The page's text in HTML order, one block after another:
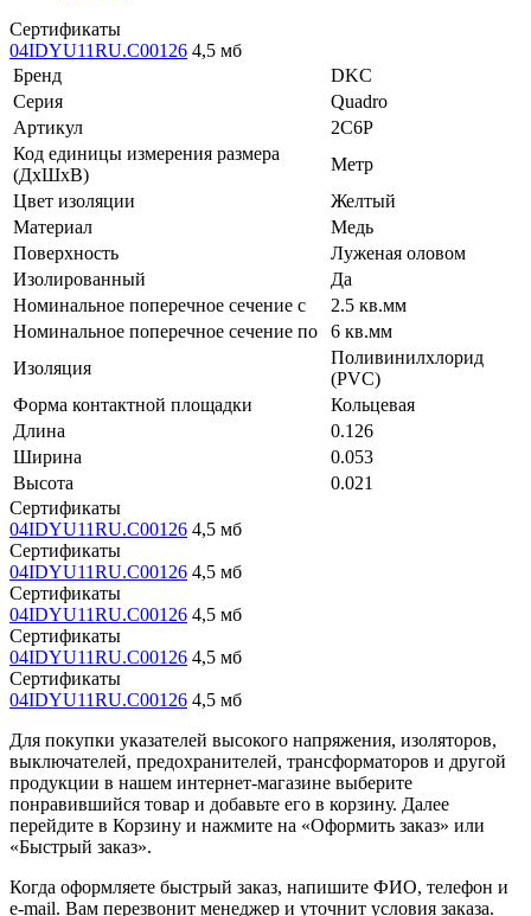
Сертификаты
04IDYU11RU.C00126 4,5 мб
Бренд
DKC
Серия
Quadro
Артикул
2C6P
Код единицы измерения размера
(ДхШхВ)
Метр
Цвет изоляции
Желтый
Материал
Медь
Поверхность
Луженая оловом
Изолированный
Да
Номинальное поперечное сечение с
2.5 кв.мм
Номинальное поперечное сечение по
6 кв.мм
Изоляция
Поливинилхлорид
(PVC)
Форма контактной площадки
Кольцевая
Длина
0.126
Ширина
0.053
Высота
0.021
Сертификаты
04IDYU11RU.C00126 4,5 мб
Сертификаты
04IDYU11RU.C00126 4,5 мб
Сертификаты
04IDYU11RU.C00126 4,5 мб
Сертификаты
04IDYU11RU.C00126 4,5 мб
Сертификаты
04IDYU11RU.C00126 4,5 мб
Для покупки указателей высокого напряжения, изоляторов,
выключателей, предохранителей, трансформаторов и другой
продукции в нашем интернет-магазине выберите
понравившийся товар и добавьте его в корзину. Далее
перейдите в Корзину и нажмите на «Оформить заказ» или
«Быстрый заказ».
Когда оформляете быстрый заказ, напишите ФИО, телефон и
e-mail. Вам перезвонит менеджер и уточнит условия заказа.